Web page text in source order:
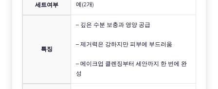
세트여부 예(2개)
특징
– 깊은 수분 보충과 영양 공급
– 제거력은 강하지만 피부에 부드러움
– 메이크업 클렌징부터 세안까지 한 번에 완
성